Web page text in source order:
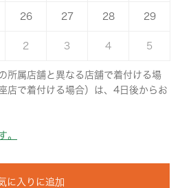
26 27 28 29
2 3 4 5
所属店舗と異なる店舗で着付ける場
店で着付ける場合）は、4日後からお
。
に入りに追加